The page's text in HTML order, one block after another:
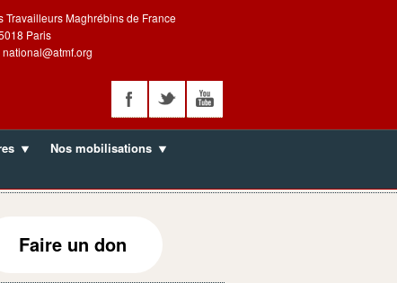
Travailleurs Maghrébins de France
Paris
Nos mobilisations
Faire un don